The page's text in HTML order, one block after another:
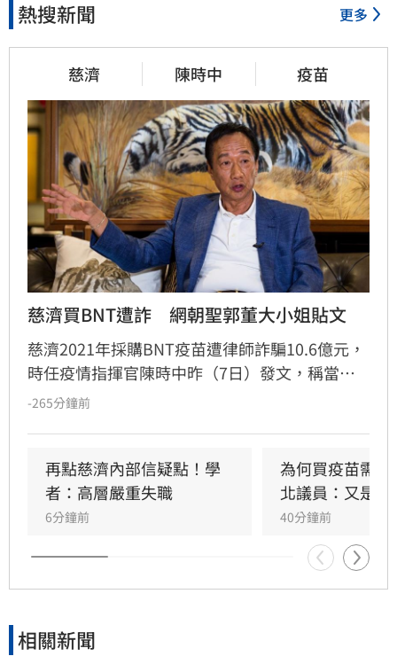
熱搜新聞 更多
慈濟 陳時中 疫苗
慈濟買BNT遭詐　網朝聖郭董大小姐貼文
慈濟2021年採購BNT疫苗遭律師詐騙10.6億元，
時任疫情指揮官陳時中昨（7日）發文，稱當年
早就苦口婆心要提防掮客，卻遭在野攻擊抹黑；
為，慈濟固然被當盤子詐騙，但和疫情爆發後疫
苗確實不足，根本是兩碼事，批評綠營偷換概念
洗記憶的手法太過粗糙。更有大批網友回顧郭台
銘2023年「大小姐說不要買」的貼文，認為內容
較符合當初疫苗採購受政治因素卡關或延遲的時
間線 。
-265分鐘前
再點慈濟內部信疑點！學
者：高層嚴重失職
6分鐘前
為何買疫苗需
北議員：又是中
40分鐘前
相關新聞